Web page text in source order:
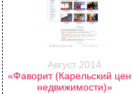
Август 2014
«Фаворит (Карельский
недвижимости)»